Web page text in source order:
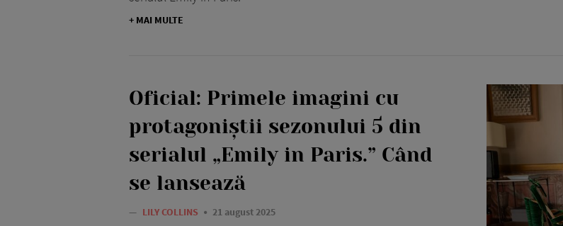
+ MAI MULTE
Oficial: Primele imagini cu
protagoniștii sezonului 5 din
serialul „Emily in Paris.” Când
se lansează
— LILY COLLINS 21 august 2025